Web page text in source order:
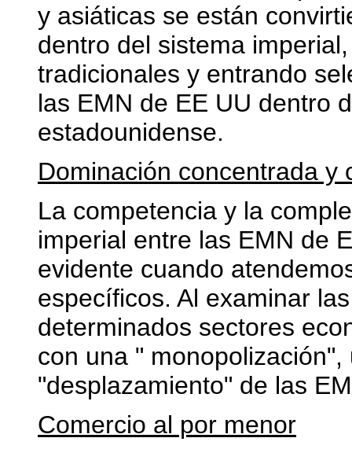
y asiáticas se están
dentro del sistema
tradicionales y entrando
las EMN de EE UU dentro
estadounidense.
Dominación concentrada y
La competencia y la
imperial entre las EMN de
evidente cuando
específicos. Al examinar
determinados sectores
con una "
"desplazamiento" de las
Comercio al por menor